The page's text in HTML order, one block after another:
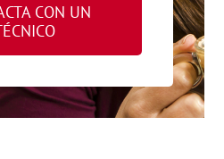
CON UN